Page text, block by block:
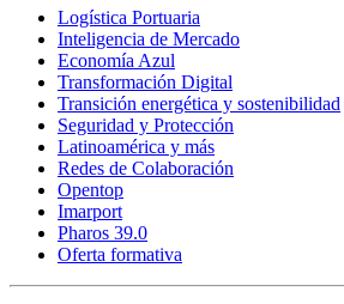
Logística Portuaria
Inteligencia de Mercado
Economía Azul
Transformación Digital
Transición energética y sostenibilidad
Seguridad y Protección
Latinoamérica y más
Redes de Colaboración
Opentop
Imarport
Pharos 39.0
Oferta formativa